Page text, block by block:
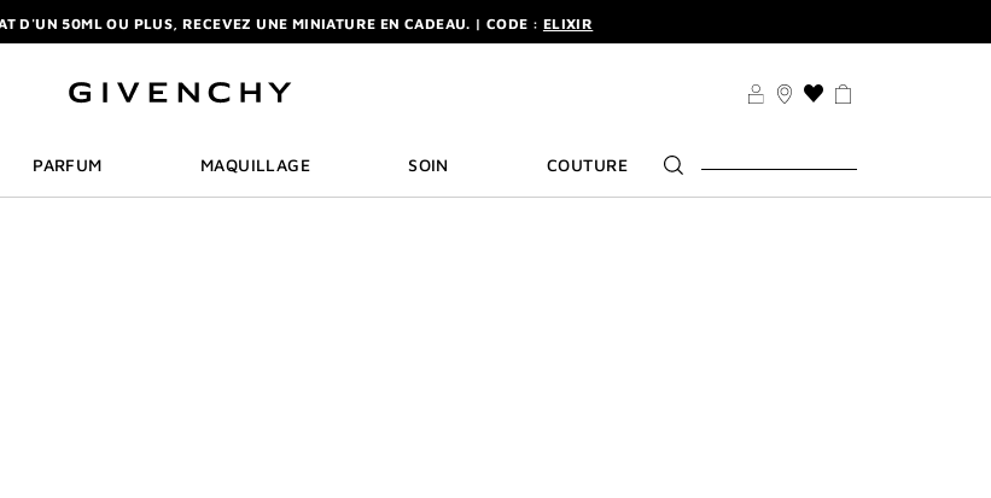
D'UN 50ML OU PLUS, RECEVEZ UNE MINIATURE EN CADEAU. | CODE : ELIXIR
DE VOYAGE OFFERT SUR VOTRE 1ÈRE COMMANDE. |S'INSCRIRE
D'UN 50ML OU PLUS, RECEVEZ UNE MINIATURE EN CADEAU. | CODE :
LISTE
PARFUM MAQUILLAGE SOIN COUTURE